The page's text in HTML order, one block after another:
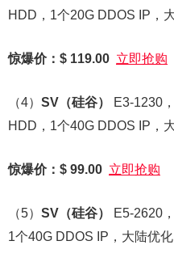
HDD，1个20G DDOS IP，
惊爆价：$ 119.00 立即抢购
（4） SV （硅谷）
E3-1230
HDD，1个40G DDOS IP，
惊爆价：$ 99.00 立即抢购
（5） SV （硅谷）
E5-2620
1个40G DDOS IP，大陆优化